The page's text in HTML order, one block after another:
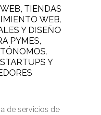
TIENDAS
WEB,
Y DISEÑO
PYMES,
Y
de servicios de